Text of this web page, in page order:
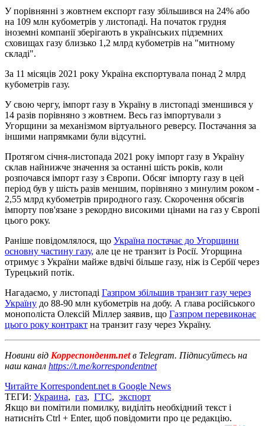
У порівнянні з жовтнем експорт газу збільшився на 24% або
на 109 млн кубометрів у листопаді. На початок грудня
іноземні компанії зберігають в українських підземних
сховищах газу близько 1,2 млрд кубометрів на "митному
складі".
За 11 місяців 2021 року Україна експортувала понад 2 млрд
кубометрів газу.
У свою чергу, імпорт газу в Україну в листопаді зменшився у
14 разів порівняно з жовтнем. Весь газ імпортували з
Угорщини за механізмом віртуального реверсу. Постачання за
іншими напрямками були відсутні.
Протягом січня-листопада 2021 року імпорт газу в Україну
склав найнижче значення за останні шість років, коли
розпочався імпорт газу з Європи. Обсяг імпорту газу в цей
період був у шість разів меншим, порівняно з минулим роком -
2,55 млрд кубометрів природного газу. Скорочення обсягів
імпорту пов'язане з рекордно високими цінами на газ у Європі
цього року.
Раніше повідомлялося, що Україна постачає до Угорщини
основну частину газу, але це не транзит із Росії. Угорщина
отримує з України майже вдвічі більше газу, ніж із Сербії через
Турецький потік.
Нагадаємо, у листопаді Газпром збільшив транзит газу через
Україну до 88-90 млн кубометрів на добу. А глава російського
монополіста Олексій Міллер заявив, що Газпром перевиконає
цього року контракт на транзит газу через Україну.
Новини від Корреспондент.netв Telegram. Підписуйтесь на
наш канал https://t.me/korrespondentnet
Читайте Korrespondent.net в Google News
ТЕГИ: Украина, газ, ГТС, экспорт
Якщо ви помітили помилку, виділіть необхідний текст і
натисніть Ctrl + Enter, щоб повідомити про це редакцію.